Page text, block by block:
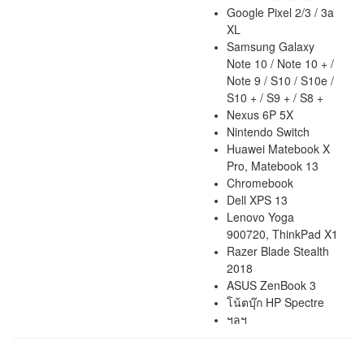
Google Pixel 2/3 / 3a
XL
Samsung Galaxy
Note 10 / Note 10 + /
Note 9 / S10 / S10e /
S10 + / S9 + / S8 +
Nexus 6P 5X
Nintendo Switch
Huawei Matebook X
Pro, Matebook 13
Chromebook
Dell XPS 13
Lenovo Yoga
900720, ThinkPad X1
Razer Blade Stealth
2018
ASUS ZenBook 3
โน้ตบุ๊ก HP Spectre
ฯลฯ